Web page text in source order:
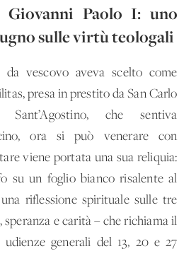
Paolo I: uno
sulle virtù teologali
vescovo aveva scelto come
presa in prestito da San Carlo
che sentiva
ora si può venerare con
viene portata una sua reliquia:
su un foglio bianco risalente al
riflessione spirituale sulle tre
e carità – che richiama il
generali del 13, 20 e 27